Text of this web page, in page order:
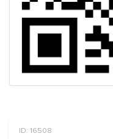
ID: 16508